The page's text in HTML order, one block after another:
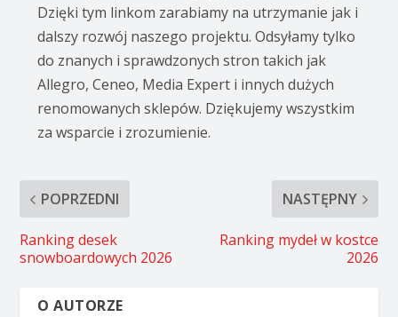
Dzięki tym linkom zarabiamy na utrzymanie jak i
dalszy rozwój naszego projektu. Odsyłamy tylko
do znanych i sprawdzonych stron takich jak
Allegro, Ceneo, Media Expert i innych dużych
renomowanych sklepów. Dziękujemy wszystkim
za wsparcie i zrozumienie.
POPRZEDNI
Ranking desek
snowboardowych 2026
NASTĘPNY
Ranking mydeł w kostce
2026
O AUTORZE